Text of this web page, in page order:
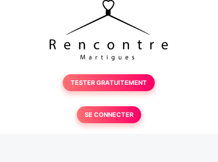
TESTER GRATUITEMENT
SE CONNECTER